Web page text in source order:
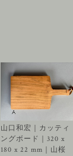
山口和宏｜カッティ
ングボード｜320 x
180 x 22 mm｜山桜